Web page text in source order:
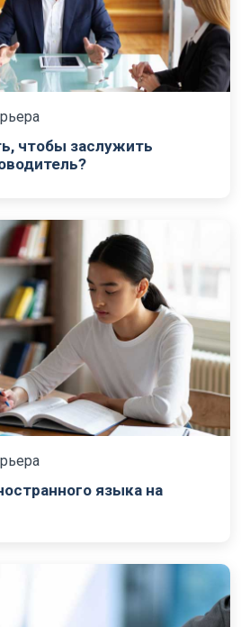
чтобы заслужить
языка на